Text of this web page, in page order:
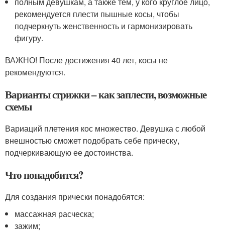
рекомендуется плести пышные косы, чтобы
подчеркнуть женственность и гармонизировать
фигуру.
ВАЖНО! После достижения 40 лет, косы не
рекомендуются.
Варианты стрижки – как заплести, возможные
схемы
Вариаций плетения кос множество. Девушка с любой
внешностью сможет подобрать себе прическу,
подчеркивающую ее достоинства.
Что понадобится?
Для создания прически понадобятся:
массажная расческа;
зажим;